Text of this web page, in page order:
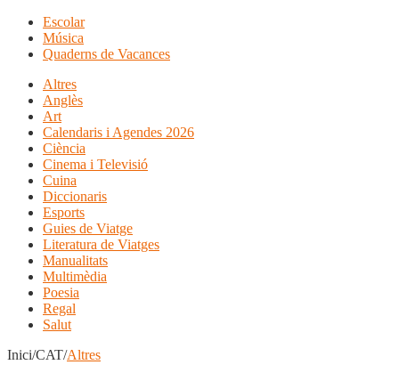
Escolar
Música
Quaderns de Vacances
Altres
Anglès
Art
Calendaris i Agendes 2026
Ciència
Cinema i Televisió
Cuina
Diccionaris
Esports
Guies de Viatge
Literatura de Viatges
Manualitats
Multimèdia
Poesia
Regal
Salut
Inici/CAT/Altres